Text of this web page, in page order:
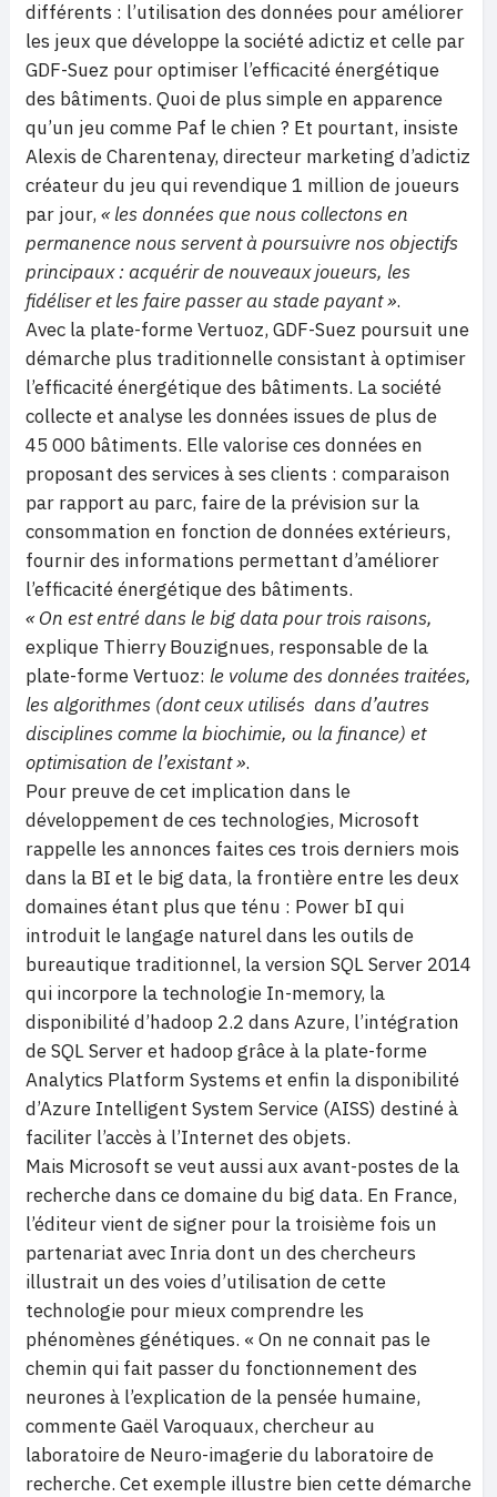
différents : l’utilisation des données pour améliorer
les jeux que développe la société adictiz et celle par
GDF-Suez pour optimiser l’efficacité énergétique
des bâtiments. Quoi de plus simple en apparence
qu’un jeu comme Paf le chien ? Et pourtant, insiste
Alexis de Charentenay, directeur marketing d’adictiz
créateur du jeu qui revendique 1 million de joueurs
par jour, « les données que nous collectons en
permanence nous servent à poursuivre nos objectifs
principaux : acquérir de nouveaux joueurs, les
fidéliser et les faire passer au stade payant ».
Avec la plate-forme Vertuoz, GDF-Suez poursuit une
démarche plus traditionnelle consistant à optimiser
l’efficacité énergétique des bâtiments. La société
collecte et analyse les données issues de plus de
45 000 bâtiments. Elle valorise ces données en
proposant des services à ses clients : comparaison
par rapport au parc, faire de la prévision sur la
consommation en fonction de données extérieurs,
fournir des informations permettant d’améliorer
l’efficacité énergétique des bâtiments.
« On est entré dans le big data pour trois raisons,
explique Thierry Bouzignues, responsable de la
plate-forme Vertuoz: le volume des données traitées,
les algorithmes (dont ceux utilisés dans d’autres
disciplines comme la biochimie, ou la finance) et
optimisation de l’existant ».
Pour preuve de cet implication dans le
développement de ces technologies, Microsoft
rappelle les annonces faites ces trois derniers mois
dans la BI et le big data, la frontière entre les deux
domaines étant plus que ténu : Power bI qui
introduit le langage naturel dans les outils de
bureautique traditionnel, la version SQL Server 2014
qui incorpore la technologie In-memory, la
disponibilité d’hadoop 2.2 dans Azure, l’intégration
de SQL Server et hadoop grâce à la plate-forme
Analytics Platform Systems et enfin la disponibilité
d’Azure Intelligent System Service (AISS) destiné à
faciliter l’accès à l’Internet des objets.
Mais Microsoft se veut aussi aux avant-postes de la
recherche dans ce domaine du big data. En France,
l’éditeur vient de signer pour la troisième fois un
partenariat avec Inria dont un des chercheurs
illustrait un des voies d’utilisation de cette
technologie pour mieux comprendre les
phénomènes génétiques. « On ne connait pas le
chemin qui fait passer du fonctionnement des
neurones à l’explication de la pensée humaine,
commente Gaël Varoquaux, chercheur au
laboratoire de Neuro-imagerie du laboratoire de
recherche. Cet exemple illustre bien cette démarche